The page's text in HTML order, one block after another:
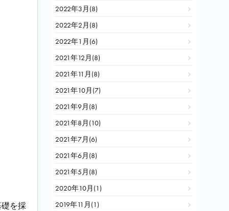
を採
2022年3月(8)
2022年2月(8)
2022年1月(6)
2021年12月(8)
2021年11月(8)
2021年10月(7)
2021年9月(8)
2021年8月(10)
2021年7月(6)
2021年6月(8)
2021年5月(8)
2020年10月(1)
2019年11月(1)